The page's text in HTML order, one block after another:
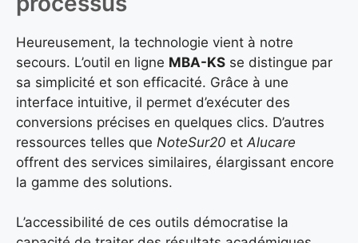
Heureusement, la technologie vient à notre
secours. L’outil en ligne MBA-KS se distingue par
sa simplicité et son efficacité. Grâce à une
interface intuitive, il permet d’exécuter des
conversions précises en quelques clics. D’autres
ressources telles que NoteSur20 et Alucare
offrent des services similaires, élargissant encore
la gamme des solutions.
L’accessibilité de ces outils démocratise la